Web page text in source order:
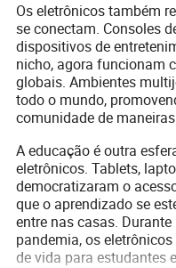
Os eletrônicos também
se conectam. Consoles
dispositivos de
nicho, agora funcionam
globais. Ambientes
todo o mundo,
comunidade de
A educação é outra
eletrônicos. Tablets,
democratizaram o
que o aprendizado se
entre nas casas.
pandemia, os
de vida para estudantes